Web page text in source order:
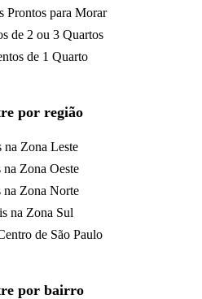
Prontos para Morar
de 2 ou 3 Quartos
de 1 Quarto
por região
na Zona Leste
Zona Oeste
na Zona Norte
na Zona Sul
de São Paulo
por bairro